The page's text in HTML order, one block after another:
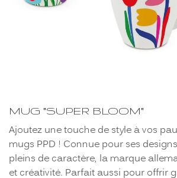
MUG "SUPER BLOOM"
Ajoutez une touche de style à vos
mugs PPD ! Connue pour ses
pleins de caractère, la marque
et créativité. Parfait aussi pour offrir